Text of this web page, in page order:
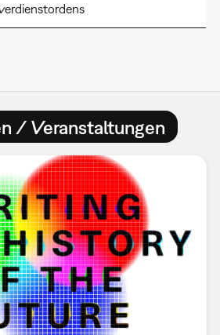
/ Veranstaltungen